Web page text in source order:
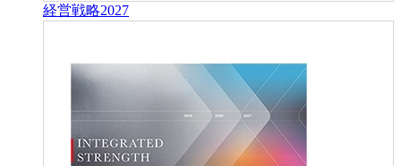
経営戦略2027